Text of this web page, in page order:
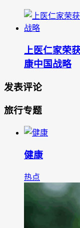
上医仁家荣
康中国战略
发表评论
旅行专题
健康
热点